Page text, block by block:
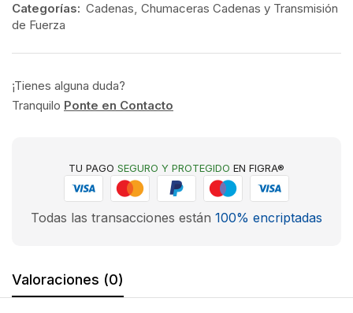
Categorías: Cadenas, Chumaceras Cadenas y Transmisión
de Fuerza
¡Tienes alguna duda?
Tranquilo Ponte en Contacto
TU PAGO SEGURO Y PROTEGIDO EN FIGRA®
Todas las transacciones están 100% encriptadas
Valoraciones (0)